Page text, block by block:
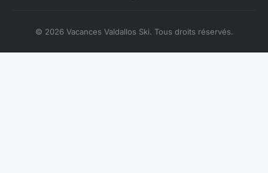
© 2026 Vacances Valdallos Ski. Tous droits réservés.